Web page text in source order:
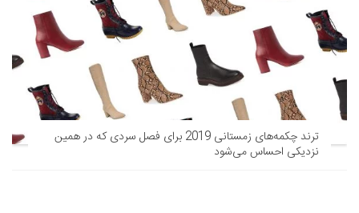
ترند چکمه‌های زمستانی 2019 برای فصل سردی که در همین
نزدیکی احساس می‌شود